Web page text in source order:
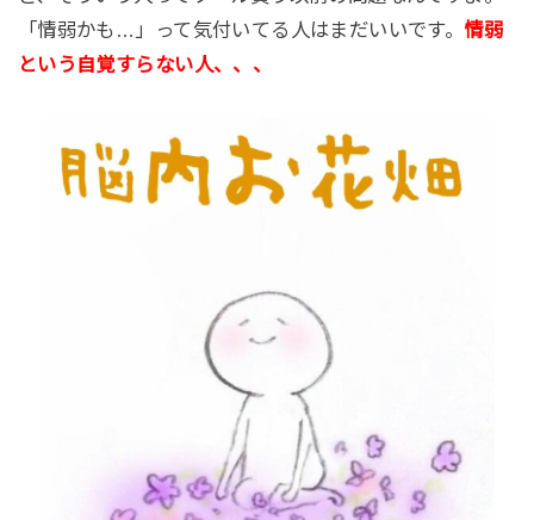
「情弱かも…」って気付いてる人はまだいいです。情弱
という自覚すらない人、、、